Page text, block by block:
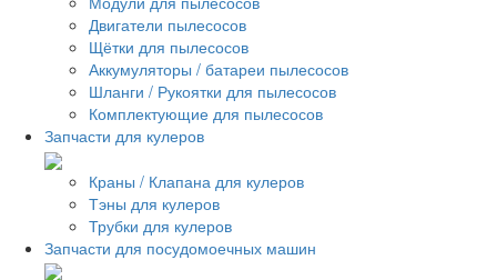
Двигатели пылесосов
Щётки для пылесосов
Аккумуляторы / батареи пылесосов
Шланги / Рукоятки для пылесосов
Комплектующие для пылесосов
Запчасти для кулеров
Краны / Клапана для кулеров
Тэны для кулеров
Трубки для кулеров
Запчасти для посудомоечных машин